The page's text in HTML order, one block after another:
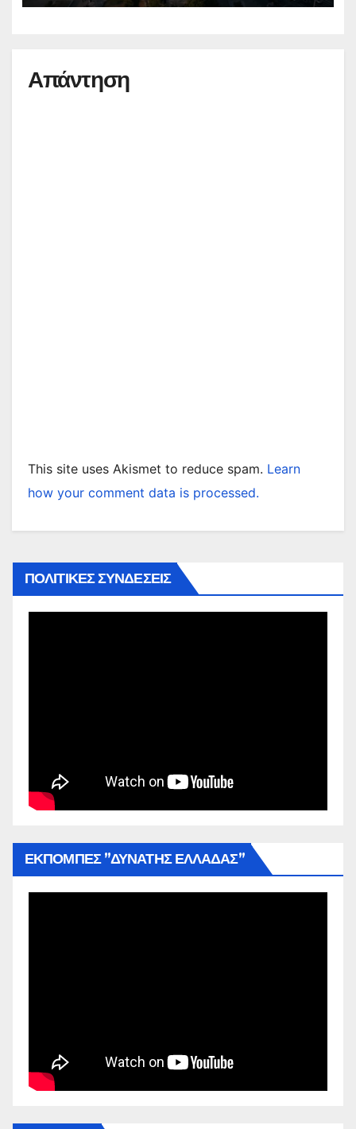
Απάντηση
This site uses Akismet to reduce spam. Learn
how your comment data is processed.
ΠΟΛΙΤΙΚΕΣ ΣΥΝΔΕΣΕΙΣ
ΕΚΠΟΜΠΕΣ ”ΔΥΝΑΤΗΣ ΕΛΛΑΔΑΣ”